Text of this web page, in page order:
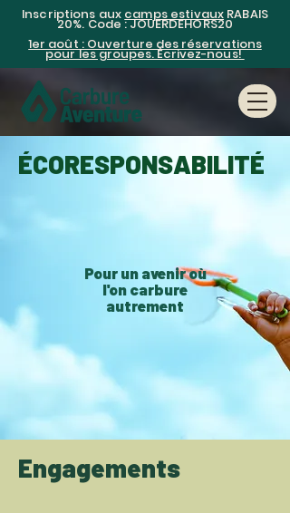
Inscriptions aux camps estivaux RABAIS
20%. Code : JOUERDEHORS20
1er août : Ouverture des réservations
pour les groupes. Écrivez-nous!
ÉCORESPONSABILITÉ
Pour un avenir où
l'on carbure
autrement
Engagements